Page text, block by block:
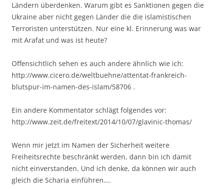
Ländern überdenken. Warum gibt es Sanktionen gegen die
Ukraine aber nicht gegen Länder die die islamistischen
Terroristen unterstützen. Nur eine kl. Erinnerung was war
mit Arafat und was ist heute?
Offensichtlich sehen es auch andere ähnlich wie ich:
http://www.cicero.de/weltbuehne/attentat-frankreich-
blutspur-im-namen-des-islam/58706 .
Ein andere Kommentator schlägt folgendes vor:
http://www.zeit.de/freitext/2014/10/07/glavinic-thomas/
Wenn mir jetzt im Namen der Sicherheit weitere
Freiheitsrechte beschränkt werden, dann bin ich damit
nicht einverstanden. Und ich denke, da können wir auch
gleich die Scharia einführen….